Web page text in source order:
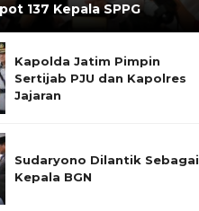
137 Kepala SPPG
Kapolda Jatim Pimpin
Sertijab PJU dan Kapolres
Jajaran
Sudaryono Dilantik Sebagai
Kepala BGN